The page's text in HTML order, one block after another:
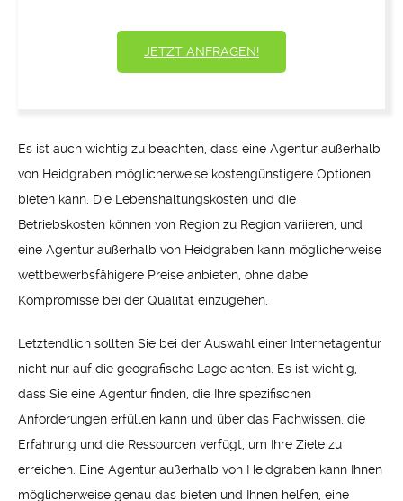
JETZT ANFRAGEN!
Es ist auch wichtig zu beachten, dass eine Agentur außerhalb
von Heidgraben möglicherweise kostengünstigere Optionen
bieten kann. Die Lebenshaltungskosten und die
Betriebskosten können von Region zu Region variieren, und
eine Agentur außerhalb von Heidgraben kann möglicherweise
wettbewerbsfähigere Preise anbieten, ohne dabei
Kompromisse bei der Qualität einzugehen.
Letztendlich sollten Sie bei der Auswahl einer Internetagentur
nicht nur auf die geografische Lage achten. Es ist wichtig,
dass Sie eine Agentur finden, die Ihre spezifischen
Anforderungen erfüllen kann und über das Fachwissen, die
Erfahrung und die Ressourcen verfügt, um Ihre Ziele zu
erreichen. Eine Agentur außerhalb von Heidgraben kann Ihnen
möglicherweise genau das bieten und Ihnen helfen, eine